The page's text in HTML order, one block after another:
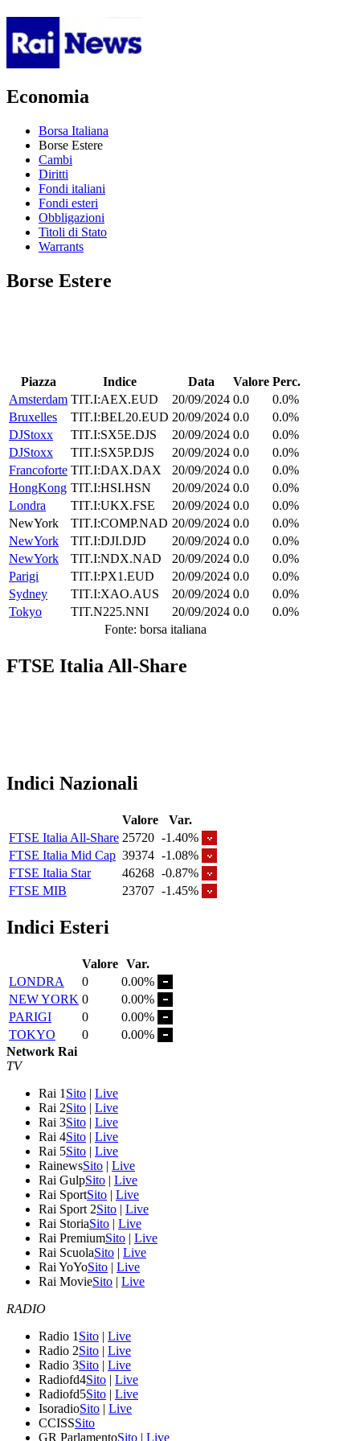
Economia
Borsa Italiana
Borse Estere
Cambi
Diritti
Fondi italiani
Fondi esteri
Obbligazioni
Titoli di Stato
Warrants
Borse Estere
Piazza Indice Data Valore Perc.
Amsterdam TIT.I:AEX.EUD 20/09/2024 0.0
0.0%
Bruxelles
TIT.I:BEL20.EUD 20/09/2024 0.0
0.0%
DJStoxx
TIT.I:SX5E.DJS 20/09/2024 0.0
0.0%
DJStoxx
TIT.I:SX5P.DJS 20/09/2024 0.0
0.0%
Francoforte TIT.I:DAX.DAX 20/09/2024 0.0
0.0%
HongKong TIT.I:HSI.HSN 20/09/2024 0.0
0.0%
Londra
TIT.I:UKX.FSE 20/09/2024 0.0
0.0%
NewYork
TIT.I:COMP.NAD 20/09/2024 0.0
0.0%
NewYork
TIT.I:DJI.DJD 20/09/2024 0.0
0.0%
NewYork
TIT.I:NDX.NAD 20/09/2024 0.0
0.0%
Parigi
TIT.I:PX1.EUD 20/09/2024 0.0
0.0%
Sydney
TIT.I:XAO.AUS 20/09/2024 0.0
0.0%
Tokyo
TIT.N225.NNI 20/09/2024 0.0
0.0%
Fonte: borsa italiana
FTSE Italia All-Share
Indici Nazionali
Valore
Var.
FTSE Italia All-Share 25720 -1.40%
FTSE Italia Mid Cap 39374 -1.08%
FTSE Italia Star
46268 -0.87%
FTSE MIB
23707 -1.45%
Indici Esteri
Valore Var.
LONDRA
0
0.00%
NEW YORK 0
0.00%
PARIGI
0
0.00%
TOKYO
0
0.00%
Network Rai
TV
Rai 1 Sito | Live
Rai 2Sito | Live
Rai 3Sito | Live
Rai 4Sito | Live
Rai 5Sito | Live
RainewsSito | Live
Rai GulpSito | Live
Rai SportSito | Live
Rai Sport 2Sito | Live
Rai StoriaSito | Live
Rai PremiumSito | Live
Rai ScuolaSito | Live
Rai YoYoSito | Live
Rai MovieSito | Live
RADIO
Radio 1 Sito | Live
Radio 2Sito | Live
Radio 3Sito | Live
Radiofd4Sito | Live
Radiofd5Sito | Live
IsoradioSito | Live
CCISSSito
GR ParlamentoSito | Live